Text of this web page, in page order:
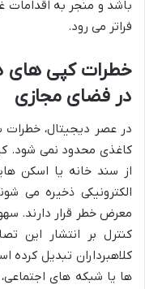
باشد و منجر به اقدامات
فراتر می رود.
خطرات کپی های
در فضای مجازی
در عصر دیجیتال، خطرات
کاغذی محدود نمی شود.
از سند خانه یا اسکن
الکترونیکی ذخیره می
معرض خطر قرار دارند.
کنترل بر انتشار این
کلاهبرداران تبدیل
ها یا شبکه های